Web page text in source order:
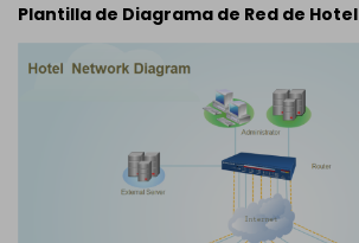
Plantilla de Diagrama de Red de Hotel